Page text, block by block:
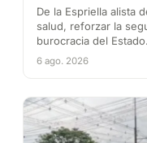
De la Espriella alista
salud, reforzar la
burocracia del Estado.
6 ago. 2026